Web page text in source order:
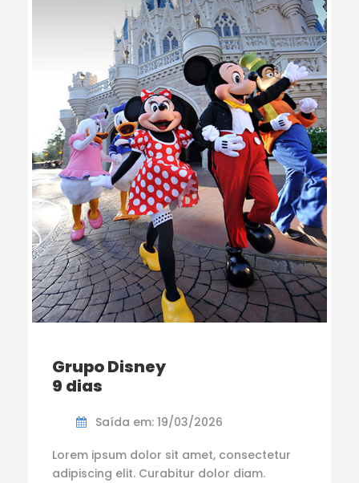
Grupo Disney
9 dias
Saída em: 19/03/2026
Lorem ipsum dolor sit amet, consectetur
adipiscing elit. Curabitur dolor diam.